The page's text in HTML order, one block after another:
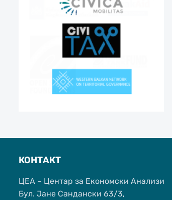
КОНТАКТ
ЦЕА – Центар за Економски Анализи
Бул. Јане Сандански 63/3,